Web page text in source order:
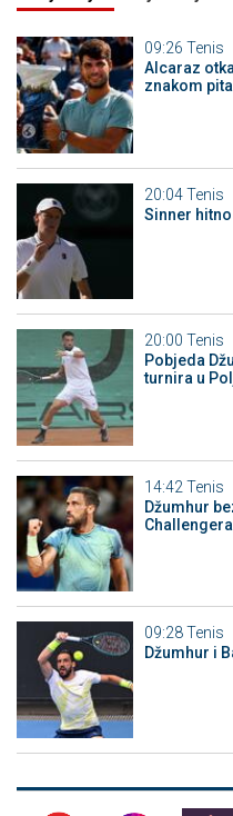
09:26 Tenis
Alcaraz
znakom
20:04Tenis
Sinner
20:00 Tenis
Pobjeda
turnira u
14:42 Tenis
Džumhur
09:28Tenis
Džumhur i